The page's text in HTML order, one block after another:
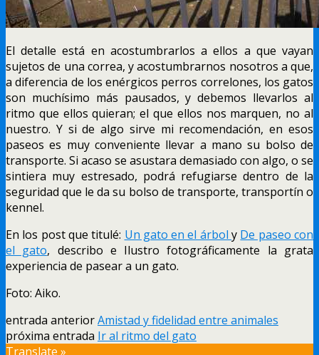
El detalle está en acostumbrarlos a ellos a que vayan
sujetos de una correa, y acostumbrarnos nosotros a que,
a diferencia de los enérgicos perros correlones, los gatos
son muchísimo más pausados, y debemos llevarlos al
ritmo que ellos quieran; el que ellos nos marquen, no al
nuestro. Y si de algo sirve mi recomendación, en esos
paseos es muy conveniente llevar a mano su bolso de
transporte. Si acaso se asustara demasiado con algo, o se
sintiera muy estresado, podrá refugiarse dentro de la
seguridad que le da su bolso de transporte, transportín o
kennel.
En los post que titulé: Un gato en el árboly De paseo con
el gato, describo e Ilustro fotográficamente la grata
experiencia de pasear a un gato.
Foto: Aiko.
entrada anteriorAmistad y fidelidad entre animales
próxima entrada Ir al ritmo del gato
Translate »